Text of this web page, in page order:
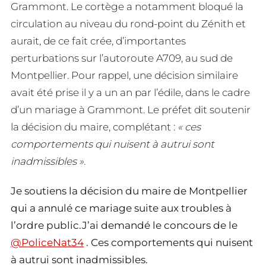
Grammont. Le cortège a notamment bloqué la
circulation au niveau du rond-point du Zénith et
aurait, de ce fait crée, d’importantes
perturbations sur l’autoroute A709, au sud de
Montpellier. Pour rappel, une décision similaire
avait été prise il y a un an par l’édile, dans le cadre
d’un mariage à Grammont. Le préfet dit soutenir
la décision du maire, complétant : « ces
comportements qui nuisent à autrui sont
inadmissibles ».
Je soutiens la décision du maire de Montpellier
qui a annulé ce mariage suite aux troubles à
l’ordre public.J’ai demandé le concours de le
@PoliceNat34 . Ces comportements qui nuisent
à autrui sont inadmissibles.